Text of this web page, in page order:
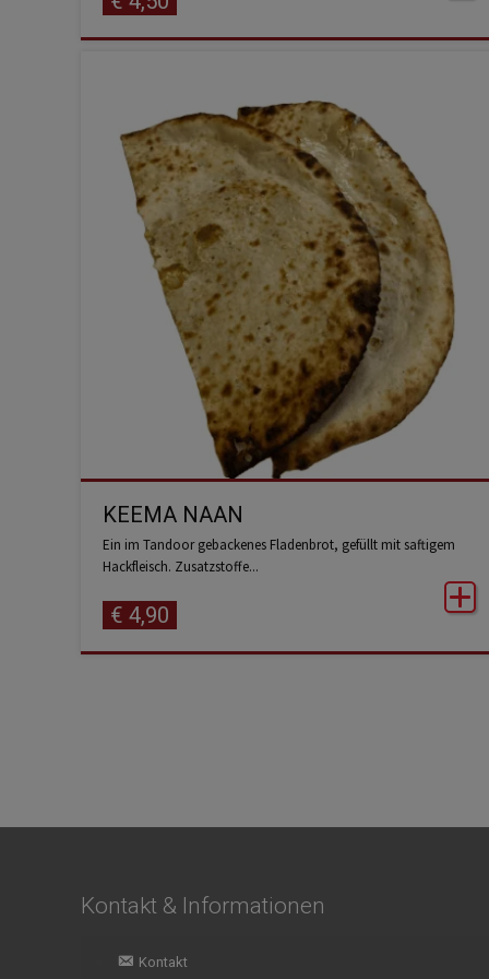
KEEMA NAAN
Ein im Tandoor gebackenes Fladenbrot, gefüllt mit saftigem
Hackfleisch. Zusatzstoffe...
€ 4,90
Kontakt & Informationen
Kontakt